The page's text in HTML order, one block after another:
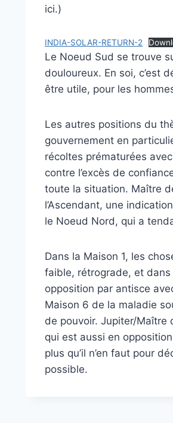
ici.)
INDIA-SOLAR-RETURN-2
Le Noeud Sud se trouve
douloureux. En soi, c’est
être utile, pour les
Les autres positions du
gouvernement en
récoltes prématurées
contre l’excès de
toute la situation. Maître
l’Ascendant, une
le Noeud Nord, qui a
Dans la Maison 1, les
faible, rétrograde, et
opposition par antisce
Maison 6 de la maladie
de pouvoir. Jupiter/Maître
qui est aussi en
plus qu’il n’en faut pour
possible.